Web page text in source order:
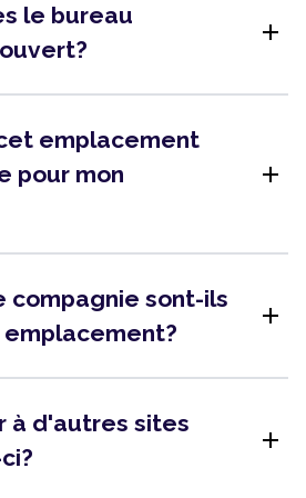
le bureau
add
emplacement
pour mon
add
compagnie sont-ils
add
à d'autres sites
add